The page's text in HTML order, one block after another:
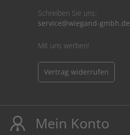
Schreiben Sie uns:
service@wiegand-gmbh.de
Mit uns werben!
Vertrag widerrufen
Mein Konto